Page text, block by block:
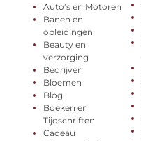
Auto’s en Motoren
Banen en
opleidingen
Beauty en
verzorging
Bedrijven
Bloemen
Blog
Boeken en
Tijdschriften
Cadeau